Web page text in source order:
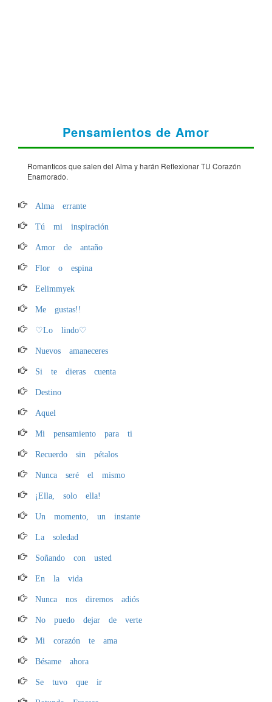
Pensamientos de Amor
Romanticos que salen del Alma y harán Reflexionar TU Corazón
Enamorado.
Alma errante
Tú mi inspiración
Amor de antaño
Flor o espina
Eelimmyek
Me gustas!!
♡Lo lindo♡
Nuevos amaneceres
Si te dieras cuenta
Destino
Aquel
Mi pensamiento para ti
Recuerdo sin pétalos
Nunca seré el mismo
¡Ella, solo ella!
Un momento, un instante
La soledad
Soñando con usted
En la vida
Nunca nos diremos adiós
No puedo dejar de verte
Mi corazón te ama
Bésame ahora
Se tuvo que ir